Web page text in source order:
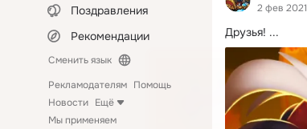
Поздравления
Рекомендации
Сменить язык
Рекламодателям Помощь
Новости Ещё
Мы применяем
2 фев 2021
Друзья! ...